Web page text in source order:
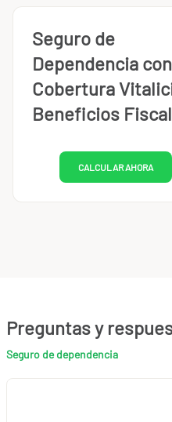
Preguntas y
Seguro de dependencia
Seguro de
Dependencia con
Cobertura
Beneficios
CALCULAR AHORA